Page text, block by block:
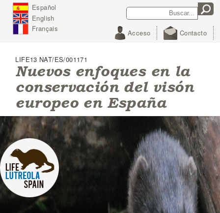
o
Español
English
Français
Search form
Search
Acceso Contacto
LIFE13 NAT/ES/001171
Nuevos enfoques en la
conservación del visón
europeo en España